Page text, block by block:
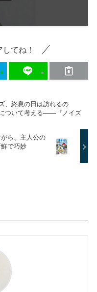
てね！
、終息の日は訪れるの
ついて考える——『ノイズ
ら、主人公の
で巧妙